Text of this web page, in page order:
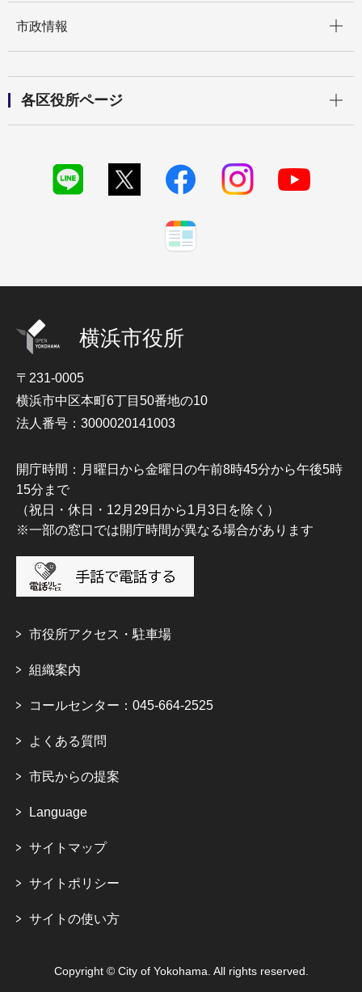
市政情報
各区役所ページ
横浜市役所
〒231-0005
横浜市中区本町6丁目50番地の10
法人番号：3000020141003
開庁時間：月曜日から金曜日の午前8時45分から午後5時
15分まで
（祝日・休日・12月29日から1月3日を除く）
※一部の窓口では開庁時間が異なる場合があります
市役所アクセス・駐車場
組織案内
コールセンター：045-664-2525
よくある質問
市民からの提案
Language
サイトマップ
サイトポリシー
サイトの使い方
Copyright © City of Yokohama. All rights reserved.